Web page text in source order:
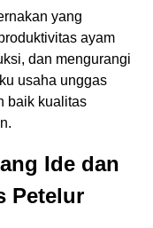
yang
ayam
dan mengurangi
usaha unggas
baik kualitas
Ide dan
Petelur